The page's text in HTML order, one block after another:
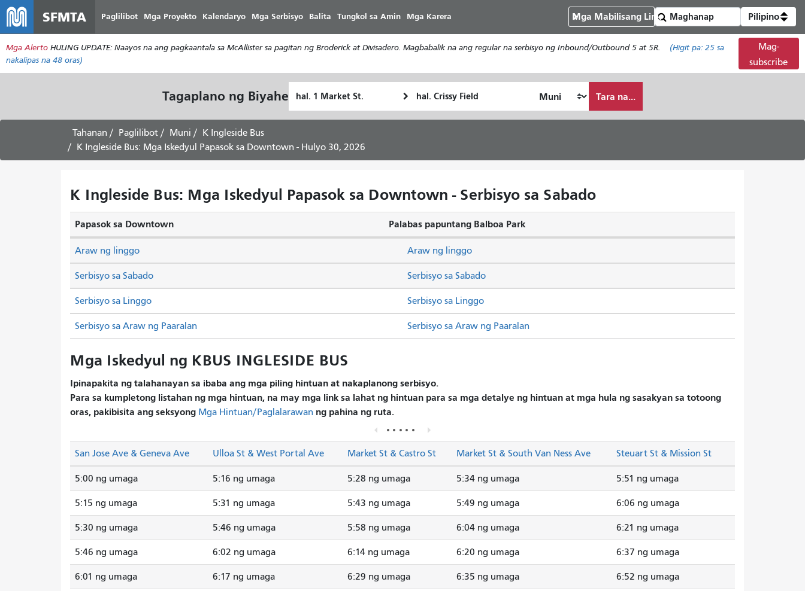
ang
pangunahing
nilalaman
SFMTA Paglilibot Mga Proyekto Kalendaryo Mga Serbisyo Balita Tungkol sa Amin Mga Karera Mga Mabilisang Link Pilipino
Mga Alerto HULING UPDATE: Naayos na ang pagkaantala sa McAllister sa pagitan ng Broderick at Divisadero. Magbabalik na ang regular na serbisyo ng Inbound/Outbound 5 at 5R. (Higit pa: 25 sa
nakalipas na 48 oras)
Mag-
subscribe
Tagaplano ng Biyahe
Pagtatapos
ko
Tara na...
Tahanan Paglilibot Muni
K Ingleside Bus
K Ingleside Bus: Mga Iskedyul Papasok sa Downtown - Hulyo 30, 2026
K Ingleside Bus: Mga Iskedyul Papasok sa Downtown - Serbisyo sa Sabado
Papasok sa Downtown Palabas papuntang Balboa Park
Serbisyo sa Sabado Serbisyo sa Sabado
Serbisyo sa Linggo Serbisyo sa Linggo
Araw ng linggo Araw ng linggo
Serbisyo sa Araw ng Paaralan Serbisyo sa Araw ng Paaralan
Mga Iskedyul ng KBUS INGLESIDE BUS
Ipinapakita ng talahanayan sa ibaba ang mga piling hintuan at nakaplanong serbisyo.
Para sa kumpletong listahan ng mga hintuan, na may mga link sa lahat ng hintuan para sa mga detalye ng hintuan at mga hula ng sasakyan sa totoong
oras, pakibisita ang seksyong Mga Hintuan/Paglalarawan ng pahina ng ruta.
San Jose Ave & Geneva Ave Ulloa St & West Portal Ave Market St & Castro St Market St & South Van Ness Ave Steuart St & Mission St
5:00 ng umaga 5:16 ng umaga 5:28 ng umaga 5:34 ng umaga 5:51 ng umaga
5:15 ng umaga 5:31 ng umaga 5:43 ng umaga 5:49 ng umaga 6:06 ng umaga
5:30 ng umaga 5:46 ng umaga 5:58 ng umaga 6:04 ng umaga 6:21 ng umaga
5:46 ng umaga 6:02 ng umaga 6:14 ng umaga 6:20 ng umaga 6:37 ng umaga
6:01 ng umaga 6:17 ng umaga 6:29 ng umaga 6:35 ng umaga 6:52 ng umaga